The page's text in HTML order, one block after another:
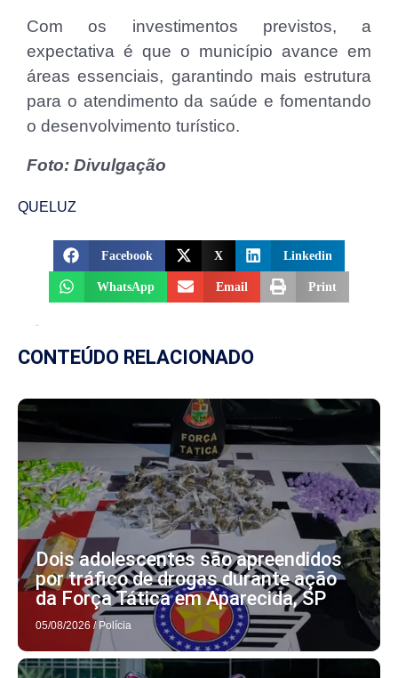
Com os investimentos previstos, a
expectativa é que o município avance em
áreas essenciais, garantindo mais estrutura
para o atendimento da saúde e fomentando
o desenvolvimento turístico.
Foto: Divulgação
QUELUZ
Facebook X Linkedin
WhatsApp Email Print
CONTEÚDO RELACIONADO
Dois adolescentes são apreendidos
por tráfico de drogas durante ação
da Força Tática em Aparecida, SP
05/08/2026 / Polícia